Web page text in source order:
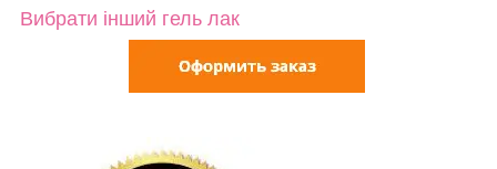
Вибрати інший гель лак